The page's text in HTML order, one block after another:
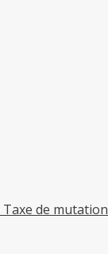
Taxe de mutation